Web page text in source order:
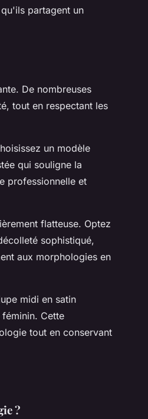
partagent un
De nombreuses
tout en respectant les
un modèle
qui souligne la
professionnelle et
flatteuse. Optez
sophistiqué,
aux morphologies en
midi en satin
Cette
tout en conservant
?